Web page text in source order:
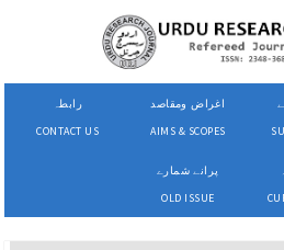
رابطہ
CONTACT US
اغراض ومقاصد
AIMS & SCOPES
پرانے شمارے
OLD ISSUE